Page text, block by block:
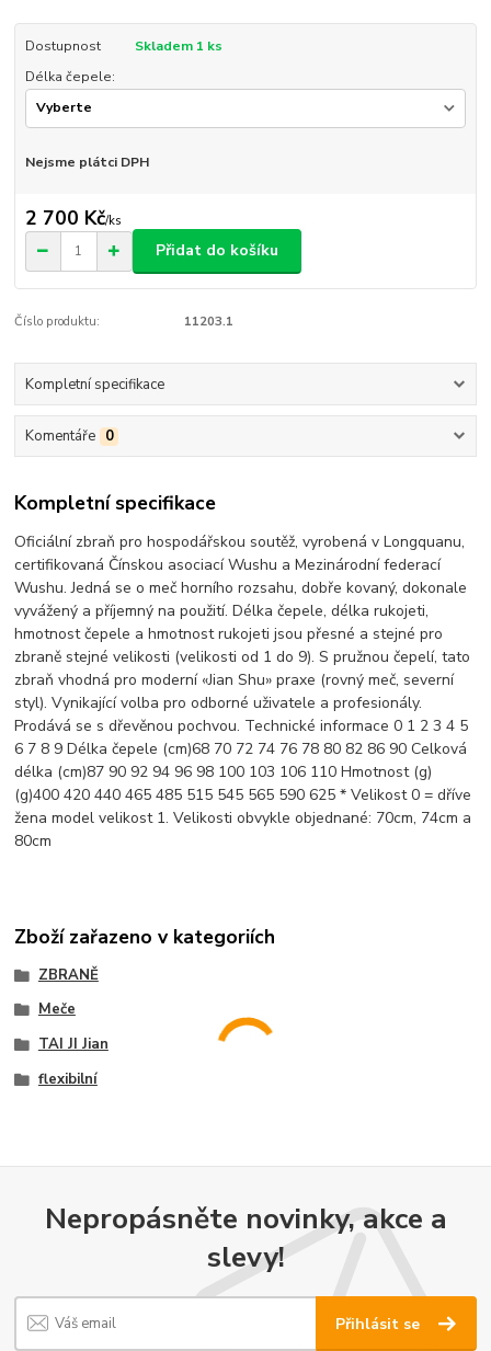
Dostupnost
Skladem 1 ks
Délka čepele:
Nejsme plátci DPH
2 700 Kč/ks
Přidat do košíku
Číslo produktu: 11203.1
Kompletní specifikace
Komentáře 0
Kompletní specifikace
Oficiální zbraň pro hospodářskou soutěž, vyrobená v Longquanu,
certifikovaná Čínskou asociací Wushu a Mezinárodní federací
Wushu. Jedná se o meč horního rozsahu, dobře kovaný, dokonale
vyvážený a příjemný na použití. Délka čepele, délka rukojeti,
hmotnost čepele a hmotnost rukojeti jsou přesné a stejné pro
zbraně stejné velikosti (velikosti od 1 do 9). S pružnou čepelí, tato
zbraň vhodná pro moderní «Jian Shu» praxe (rovný meč, severní
styl). Vynikající volba pro odborné uživatele a profesionály.
Prodává se s dřevěnou pochvou. Technické informace 0 1 2 3 4 5
6 7 8 9 Délka čepele (cm)68 70 72 74 76 78 80 82 86 90 Celková
délka (cm)87 90 92 94 96 98 100 103 106 110 Hmotnost (g)
(g)400 420 440 465 485 515 545 565 590 625 * Velikost 0 = dříve
žena model velikost 1. Velikosti obvykle objednané: 70cm, 74cm a
80cm
Zboží zařazeno v kategoriích
ZBRANĚ
Meče
TAI JI Jian
flexibilní
Nepropásněte novinky, akce a
slevy!
Přihlásit se